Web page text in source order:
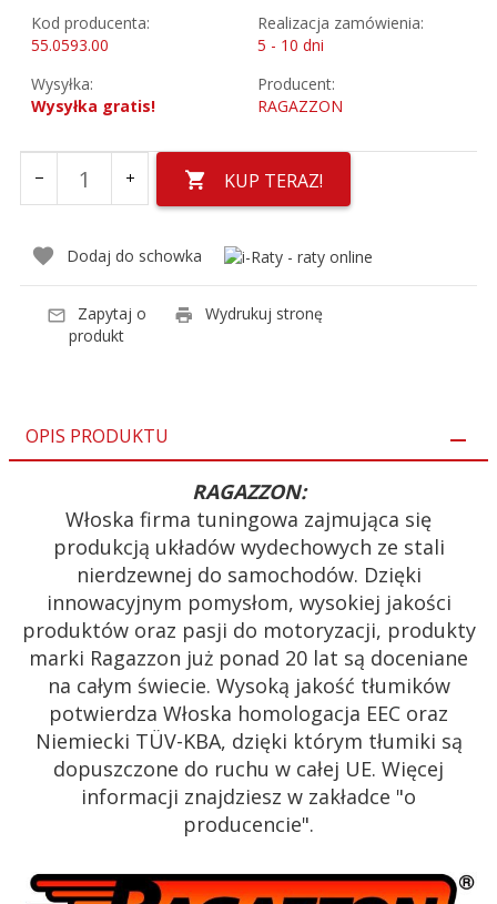
Kod producenta:
55.0593.00
Realizacja zamówienia:
5 - 10 dni
Wysyłka:
Wysyłka gratis!
Producent:
RAGAZZON
KUP TERAZ!
Dodaj do schowka
Zapytaj o
produkt
Wydrukuj stronę
OPIS PRODUKTU
RAGAZZON:
Włoska firma tuningowa zajmująca się
produkcją układów wydechowych ze stali
nierdzewnej do samochodów. Dzięki
innowacyjnym pomysłom, wysokiej jakości
produktów oraz pasji do motoryzacji, produkty
marki Ragazzon już ponad 20 lat są doceniane
na całym świecie. Wysoką jakość tłumików
potwierdza Włoska homologacja EEC oraz
Niemiecki TÜV-KBA, dzięki którym tłumiki są
dopuszczone do ruchu w całej UE. Więcej
informacji znajdziesz w zakładce "o
producencie".